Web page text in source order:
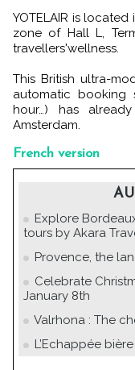
YOTELAIR is
zone of Hall L,
travellers'wellness.
This British ultra-
automatic booking
hour…) has
Amsterdam.
French version
Explore
tours by Akara
Provence, the
Celebrate
January 8th
Valrhona : The
L’Echappée